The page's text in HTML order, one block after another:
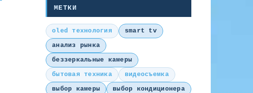
МЕТКИ
oled технология
smart tv
анализ рынка
беззеркальные камеры
бытовая техника
видеосъемка
выбор камеры
выбор кондиционера